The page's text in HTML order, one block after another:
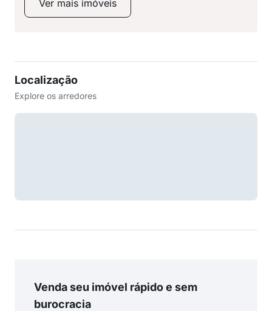
Ver mais imóveis
Localização
Explore os arredores
Venda seu imóvel rápido e sem
burocracia